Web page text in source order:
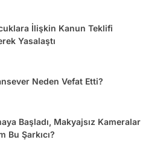
İlişkin Kanun Teklifi
Yasalaştı
Neden Vefat Etti?
Başladı, Makyajsız Kameralar
Bu Şarkıcı?